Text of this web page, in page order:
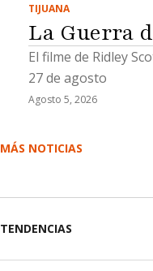
TIJUANA
La Guerra
El filme de Ridley
27 de agosto
Agosto 5, 2026
MÁS NOTICIAS
TENDENCIAS